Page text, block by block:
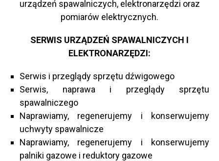
urządzeń spawalniczych, elektronarzędzi oraz
pomiarów elektrycznych.
SERWIS URZĄDZEŃ SPAWALNICZYCH I
ELEKTRONARZĘDZI:
Serwis i przeglądy sprzętu dźwigowego
Serwis, naprawa i przeglądy sprzętu
spawalniczego
Naprawiamy, regenerujemy i konserwujemy
uchwyty spawalnicze
Naprawiamy, regenerujemy i konserwujemy
palniki gazowe i reduktory gazowe